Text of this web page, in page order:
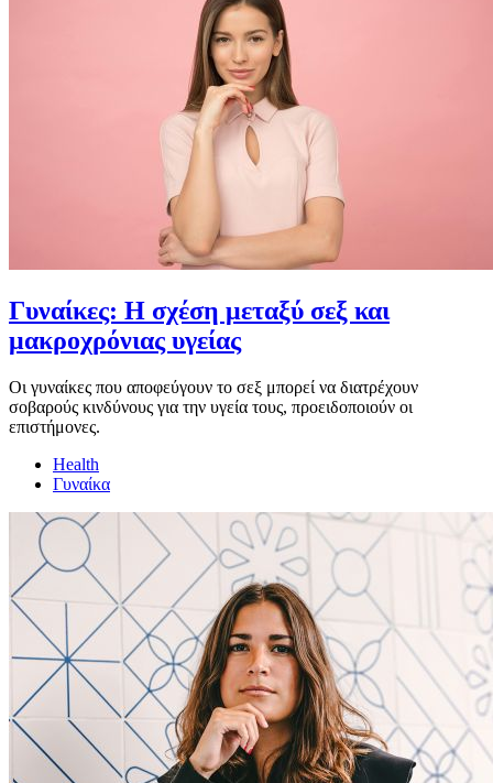
Γυναίκες: Η σχέση μεταξύ σεξ και
μακροχρόνιας υγείας
Οι γυναίκες που αποφεύγουν το σεξ μπορεί να διατρέχουν
σοβαρούς κινδύνους για την υγεία τους, προειδοποιούν οι
επιστήμονες.
Health
Γυναίκα